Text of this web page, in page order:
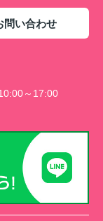
問い合わせ
～17:00